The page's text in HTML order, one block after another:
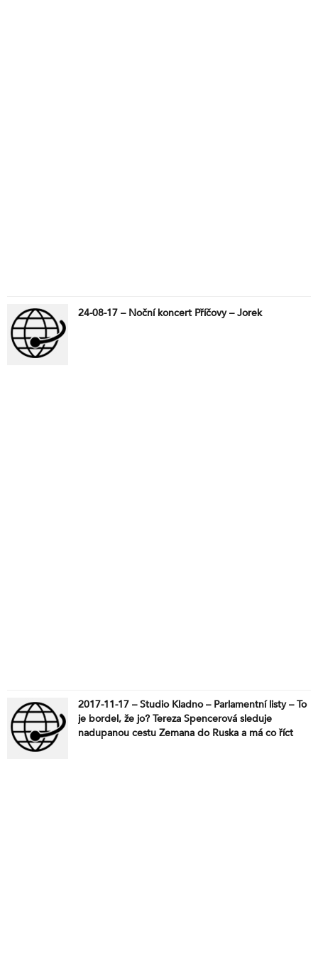
24-08-17 – Noční koncert Příčovy – Jorek
2017-11-17 – Studio Kladno – Parlamentní listy – To
je bordel, že jo? Tereza Spencerová sleduje
nadupanou cestu Zemana do Ruska a má co říct